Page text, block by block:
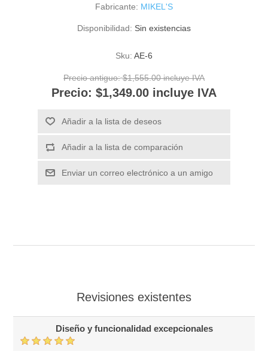
Fabricante: MIKEL'S
Disponibilidad: Sin existencias
Sku: AE-6
Precio antiguo: $1,555.00 incluye IVA
Precio: $1,349.00 incluye IVA
Añadir a la lista de deseos
Añadir a la lista de comparación
Enviar un correo electrónico a un amigo
Revisiones existentes
Diseño y funcionalidad excepcionales